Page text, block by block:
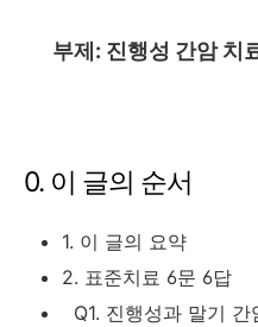
부제: 진행성 간암 치
0. 이 글의 순서
1. 이 글의 요약
2. 표준치료 6문 6답
Q1. 진행성과 말기